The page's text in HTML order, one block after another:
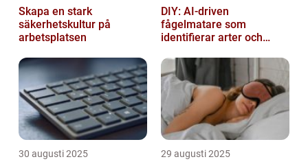
Skapa en stark
säkerhetskultur på
arbetsplatsen
DIY: AI-driven
fågelmatare som
identifierar arter och
mobilen
30 augusti 2025 29 augusti 2025